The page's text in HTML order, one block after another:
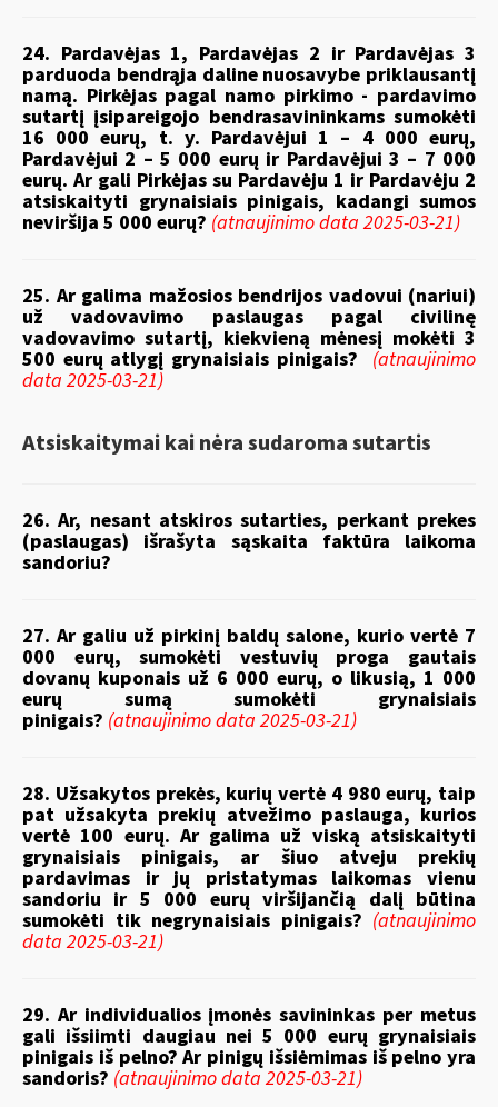
24. Pardavėjas 1, Pardavėjas 2 ir Pardavėjas 3
parduoda bendrąja daline nuosavybe priklausantį
namą. Pirkėjas pagal namo pirkimo - pardavimo
sutartį įsipareigojo bendrasavininkams sumokėti
16 000 eurų, t. y. Pardavėjui 1 – 4 000 eurų,
Pardavėjui 2 – 5 000 eurų ir Pardavėjui 3 – 7 000
eurų. Ar gali Pirkėjas su Pardavėju 1 ir Pardavėju 2
atsiskaityti grynaisiais pinigais, kadangi sumos
neviršija 5 000 eurų? (atnaujinimo data 2025-03-21)
25. Ar galima mažosios bendrijos vadovui (nariui)
už vadovavimo paslaugas pagal civilinę
vadovavimo sutartį, kiekvieną mėnesį mokėti 3
500 eurų atlygį grynaisiais pinigais? (atnaujinimo
data 2025-03-21)
Atsiskaitymai kai nėra sudaroma sutartis
26. Ar, nesant atskiros sutarties, perkant prekes
(paslaugas) išrašyta sąskaita faktūra laikoma
sandoriu?
27. Ar galiu už pirkinį baldų salone, kurio vertė 7
000 eurų, sumokėti vestuvių proga gautais
dovanų kuponais už 6 000 eurų, o likusią, 1 000
eurų sumą sumokėti grynaisiais
pinigais? (atnaujinimo data 2025-03-21)
28. Užsakytos prekės, kurių vertė 4 980 eurų, taip
pat užsakyta prekių atvežimo paslauga, kurios
vertė 100 eurų. Ar galima už viską atsiskaityti
grynaisiais pinigais, ar šiuo atveju prekių
pardavimas ir jų pristatymas laikomas vienu
sandoriu ir 5 000 eurų viršijančią dalį būtina
sumokėti tik negrynaisiais pinigais? (atnaujinimo
data 2025-03-21)
29. Ar individualios įmonės savininkas per metus
gali išsiimti daugiau nei 5 000 eurų grynaisiais
pinigais iš pelno? Ar pinigų išsiėmimas iš pelno yra
sandoris? (atnaujinimo data 2025-03-21)